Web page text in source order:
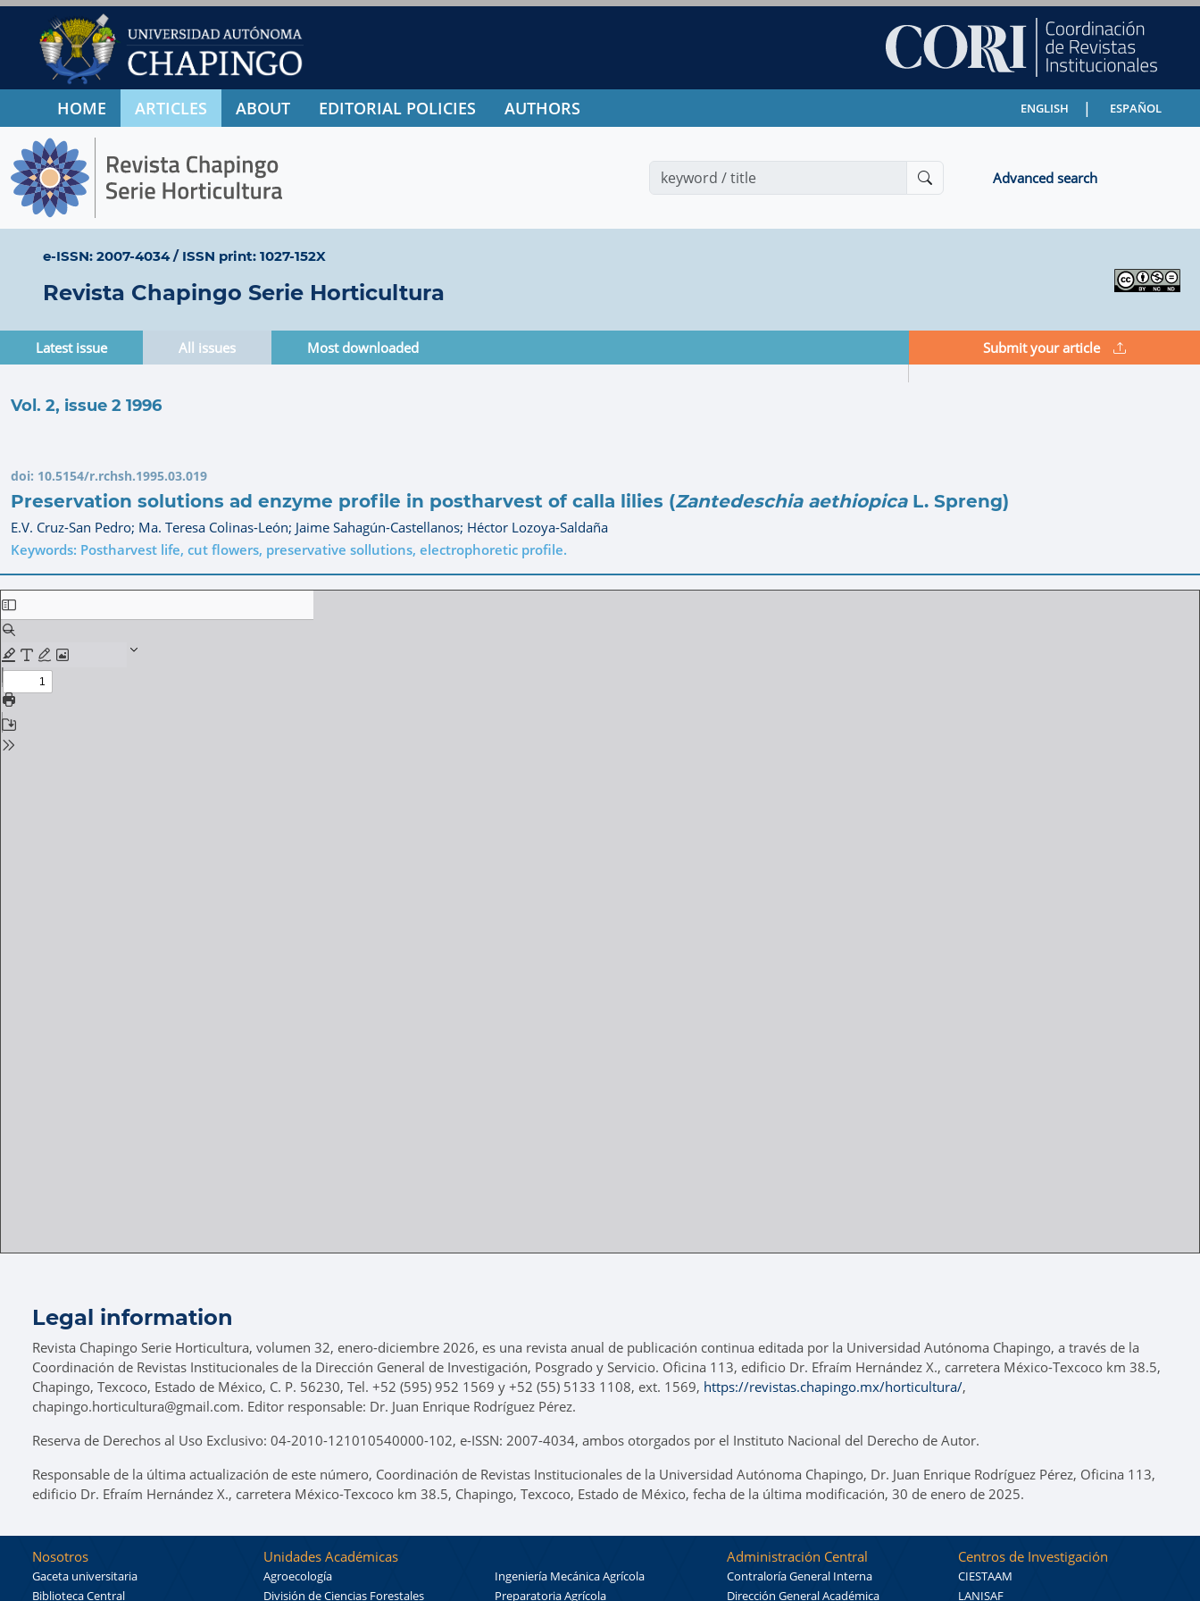
HOME ARTICLES ABOUT EDITORIAL POLICIES AUTHORS ENGLISH | ESPAÑOL
Advanced search
e-ISSN: 2007-4034/ ISSN print: 1027-152X
Revista Chapingo Serie Horticultura
Latest issue All issues Most downloaded Submit your article
Vol. 2, issue 2 1996
doi: 10.5154/r.rchsh.1995.03.019
Preservation solutions ad enzyme profile in postharvest of calla lilies (Zantedeschia aethiopicaL. Spreng)
E.V. Cruz-San Pedro; Ma. Teresa Colinas-León; Jaime Sahagún-Castellanos; Héctor Lozoya-Saldaña
Keywords: Postharvest life, cut flowers, preservative sollutions, electrophoretic profile.
Legal information
Revista Chapingo Serie Horticultura, volumen 32, enero-diciembre 2026, es una revista anual de publicación continua editada por la Universidad Autónoma Chapingo, a través de la
Coordinación de Revistas Institucionales de la Dirección General de Investigación, Posgrado y Servicio. Oficina 113, edificio Dr. Efraím Hernández X., carretera México-Texcoco km 38.5,
Chapingo, Texcoco, Estado de México, C. P. 56230, Tel. +52 (595) 952 1569 y +52 (55) 5133 1108, ext. 1569, https://revistas.chapingo.mx/horticultura/,
chapingo.horticultura@gmail.com. Editor responsable: Dr. Juan Enrique Rodríguez Pérez.
Reserva de Derechos al Uso Exclusivo: 04-2010-121010540000-102, e-ISSN: 2007-4034, ambos otorgados por el Instituto Nacional del Derecho de Autor.
Responsable de la última actualización de este número, Coordinación de Revistas Institucionales de la Universidad Autónoma Chapingo, Dr. Juan Enrique Rodríguez Pérez, Oficina 113,
edificio Dr. Efraím Hernández X., carretera México-Texcoco km 38.5, Chapingo, Texcoco, Estado de México, fecha de la última modificación, 30 de enero de 2025.
Nosotros
Gaceta universitaria
Biblioteca Central
Unidades Académicas
Agroecología
División de Ciencias Forestales
Ingeniería Mecánica Agrícola
Preparatoria Agrícola
Administración Central
Contraloría General Interna
Dirección General Académica
Centros de Investigación
CIESTAAM
LANISAF